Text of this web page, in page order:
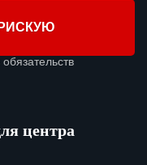
центра